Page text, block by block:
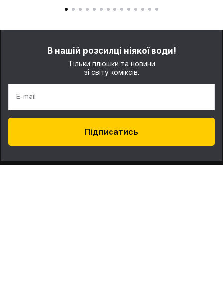
В нашій розсилці ніякої води!
Тільки плюшки та новини
зі світу коміксів.
E-mail
Підписатись